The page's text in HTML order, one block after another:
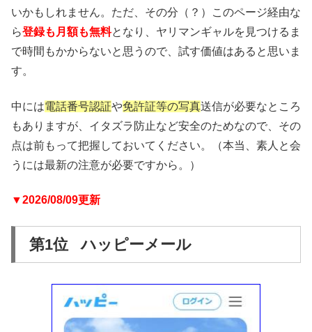
いかもしれません。ただ、その分（？）このページ経由な
ら登録も月額も無料となり、ヤリマンギャルを見つけるま
で時間もかからないと思うので、試す価値はあると思いま
す。
中には電話番号認証や免許証等の写真送信が必要なところ
もありますが、イタズラ防止など安全のためなので、その
点は前もって把握しておいてください。（本当、素人と会
うには最新の注意が必要ですから。）
▼2026/08/09更新
第1位 ハッピーメール